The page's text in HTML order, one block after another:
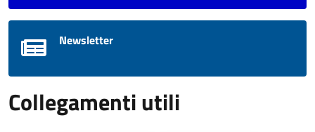
Newsletter
Collegamenti utili